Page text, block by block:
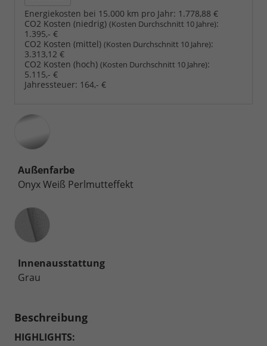
Energiekosten bei 15.000 km pro Jahr: 1.778,88 €
CO2 Kosten (niedrig) (Kosten Durchschnitt 10 Jahre):
1.395,- €
CO2 Kosten (mittel) (Kosten Durchschnitt 10 Jahre):
3.313,12 €
CO2 Kosten (hoch) (Kosten Durchschnitt 10 Jahre):
5.115,- €
Jahressteuer: 164,- €
Außenfarbe
Onyx Weiß Perlmutteffekt
Innenausstattung
Innenausstattung
Grau
Beschreibung
HIGHLIGHTS: